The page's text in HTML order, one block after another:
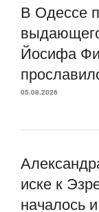
В Одессе
Йосифа
05.08.2026
иске к
началось